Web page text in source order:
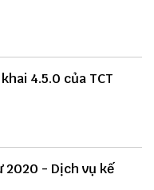
4.5.0 của TCT
2020 - Dịch vụ kế